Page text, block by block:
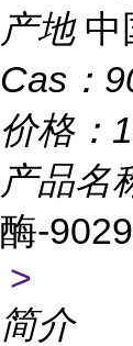
产地 中
Cas：
价格：
产品名
酶-
>
简介